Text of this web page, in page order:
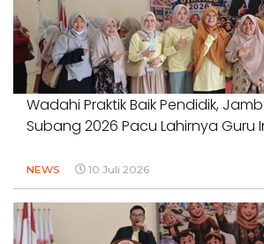
Wadahi Praktik Baik Pendidik,
Subang 2026 Pacu Lahirnya Guru
NEWS 10 Juli 2026